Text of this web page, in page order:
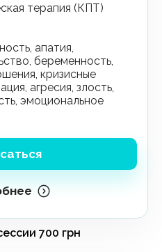
терапия (КПТ)
беременность,
кризисные
агресия, злость,
эмоциональное